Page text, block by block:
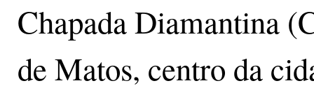
Chapada Diamantina
de Matos, centro da